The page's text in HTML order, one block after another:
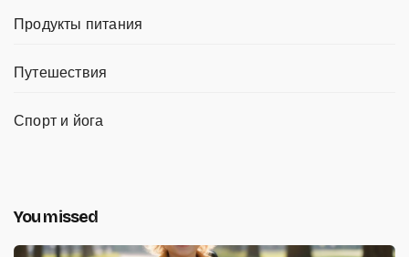
Продукты питания
Путешествия
Спорт и йога
You missed